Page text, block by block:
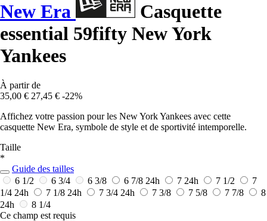
New Era
Casquette
essential 59fifty New York
Yankees
À partir de
35,00 € 27,45 € -22%
Affichez votre passion pour les New York Yankees avec cette
casquette New Era, symbole de style et de sportivité intemporelle.
Taille
*
Guide des tailles
6 1/2
6 3/4 6 3/8 6 7/8 24h 7 24h 7 1/2
7
1/4 24h 7 1/8 24h 7 3/4 24h 7 3/8 7 5/8 7 7/8
8
24h
8 1/4
Ce champ est requis